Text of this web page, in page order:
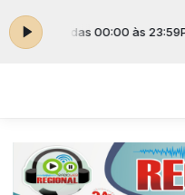
) das 00:00 às 23:59